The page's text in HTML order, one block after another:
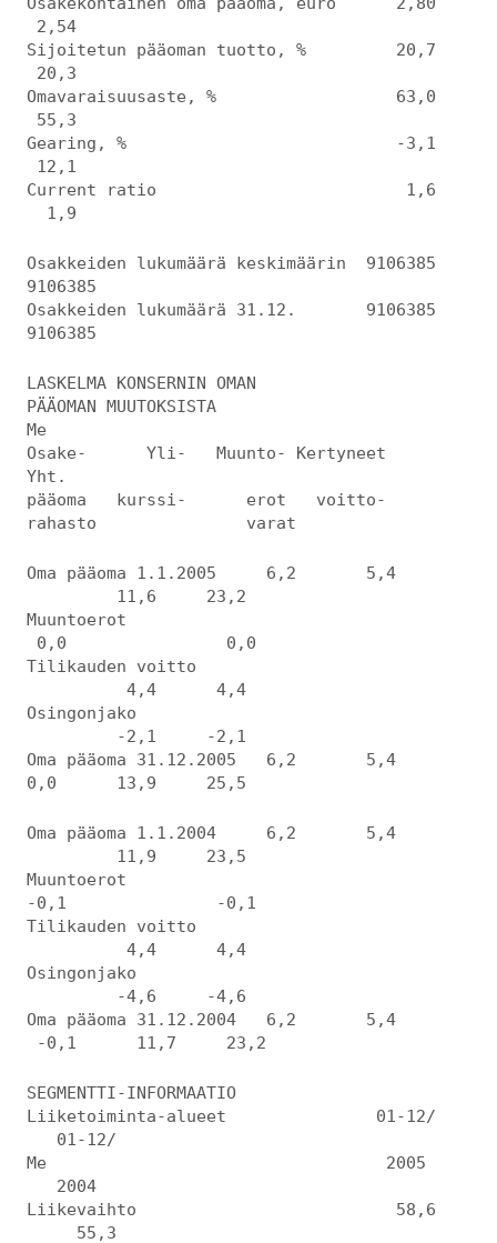
2,54
Sijoitetun pääoman tuotto, % 20,7
20,3
Omavaraisuusaste, % 63,0
55,3
Gearing, % -3,1
12,1
Current ratio 1,6
1,9
Osakkeiden lukumäärä keskimäärin 9106385
9106385
Osakkeiden lukumäärä 31.12. 9106385
9106385
LASKELMA KONSERNIN OMAN
PÄÄOMAN MUUTOKSISTA
Me
Osake- Yli- Muunto- Kertyneet
Yht.
pääoma kurssi- erot voitto-
rahasto varat
Oma pääoma 1.1.2005 6,2 5,4
11,6 23,2
Muuntoerot
0,0 0,0
Tilikauden voitto
4,4 4,4
Osingonjako
-2,1 -2,1
Oma pääoma 31.12.2005 6,2 5,4
0,0 13,9 25,5
Oma pääoma 1.1.2004 6,2 5,4
11,9 23,5
Muuntoerot
-0,1 -0,1
Tilikauden voitto
4,4 4,4
Osingonjako
-4,6 -4,6
Oma pääoma 31.12.2004 6,2 5,4
-0,1 11,7 23,2
SEGMENTTI-INFORMAATIO
Liiketoiminta-alueet 01-12/
01-12/
Me 2005
2004
Liikevaihto 58,6
55,3